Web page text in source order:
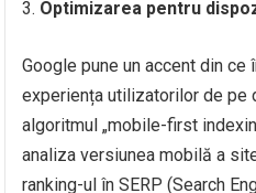
Optimizarea pentru
Google pune un accent din ce
experiența utilizatorilor de pe
algoritmul „mobile-first
analiza versiunea mobilă a
ranking-ul în SERP (Search